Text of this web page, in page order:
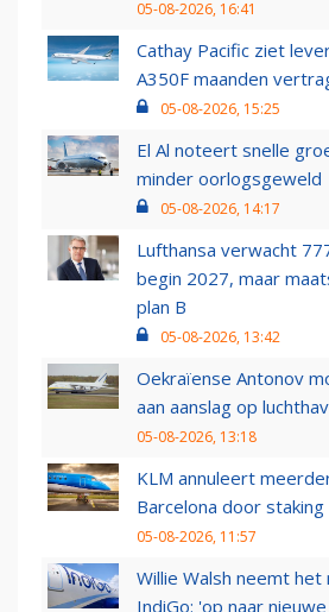
05-08-2026, 16:41
Cathay Pacific ziet
A350F maanden
05-08-2026, 15:25
El Al noteert snelle
minder oorlogsgeweld
05-08-2026, 14:17
Lufthansa verwacht
begin 2027, maar
plan B
05-08-2026, 13:42
Oekraïense Antonov
aan aanslag op
05-08-2026, 13:18
KLM annuleert
Barcelona door staking
05-08-2026, 11:57
Willie Walsh neemt
IndiGo: 'op naar